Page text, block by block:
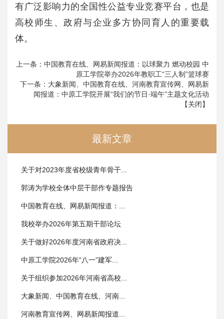
有广泛影响力的全国性公益专业竞赛平台，也是
高校师生、政府与企业多方协同育人的重要载
体。
上一条： 中国教育在线、网易新闻报道：以球聚力 燃动校园 中
原工学院举办2026年教职工“三人制”篮球赛
下一条： 大象新闻、中国教育在线、河南教育宣传网、网易新
闻报道：中原工学院开展“我们的节日·端午”主题文化活动
【关闭】
最新文章
关于对2023年度省校级青年骨干...
郭涛为学校全体中层干部作专题报告
中国教育在线、网易新闻报道：...
我校举办2026年第五期干部论坛
关于做好2026年度河南省政府决...
中原工学院2026年“八一”建军...
关于组织参加2026年河南省高校...
大象新闻、中国教育在线、河南...
河南教育宣传网、网易新闻报道...